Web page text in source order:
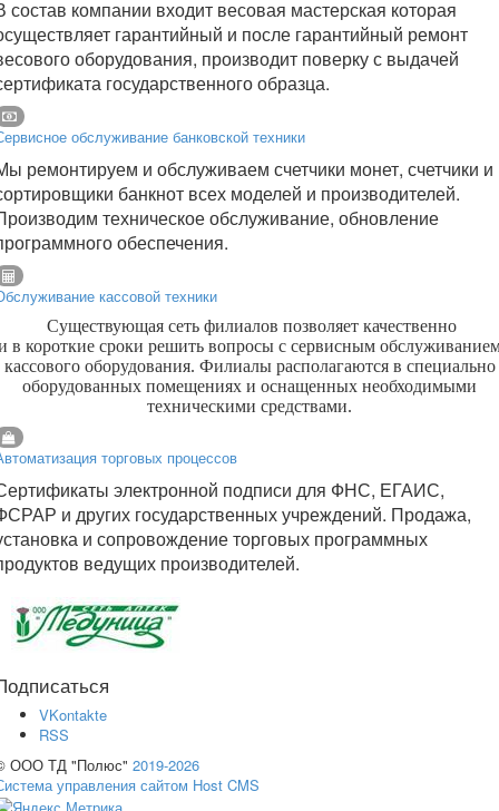
состав компании входит весовая мастерская которая
гарантийный и после гарантийный ремонт
оборудования, производит поверку с выдачей
государственного образца.
обслуживание банковской техники
ремонтируем и обслуживаем счетчики монет, счетчики и
банкнот всех моделей и производителей.
техническое обслуживание, обновление
обеспечения.
кассовой техники
Существующая сеть филиалов позволяет качественно
в короткие сроки решить вопросы с сервисным
кассового оборудования. Филиалы располагаются в специально
оборудованных помещениях и оснащенных необходимыми
техническими средствами.
торговых процессов
электронной подписи для ФНС, ЕГАИС,
и других государственных учреждений. Продажа,
и сопровождение торговых программных
ведущих производителей.
VKontakte
RSS
ООО ТД "Полюс" 2019-2026
управления сайтом Host CMS